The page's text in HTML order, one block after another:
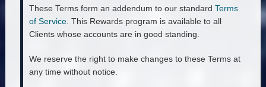
These Terms form an addendum to our standard Terms
of Service. This Rewards program is available to all
Clients whose accounts are in good standing.
We reserve the right to make changes to these Terms at
any time without notice.